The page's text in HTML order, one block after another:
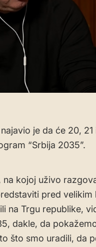
je da će 20,
“Srbija 2035”.
na kojoj uživo
pred velikim
na Trgu republike,
dakle, da
što smo uradili, da